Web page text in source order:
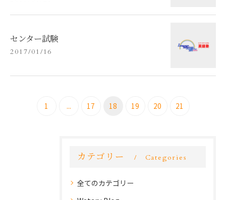
センター試験
2017/01/16
1 ... 17 18 19 20 21
カテゴリー Categories
全てのカテゴリー